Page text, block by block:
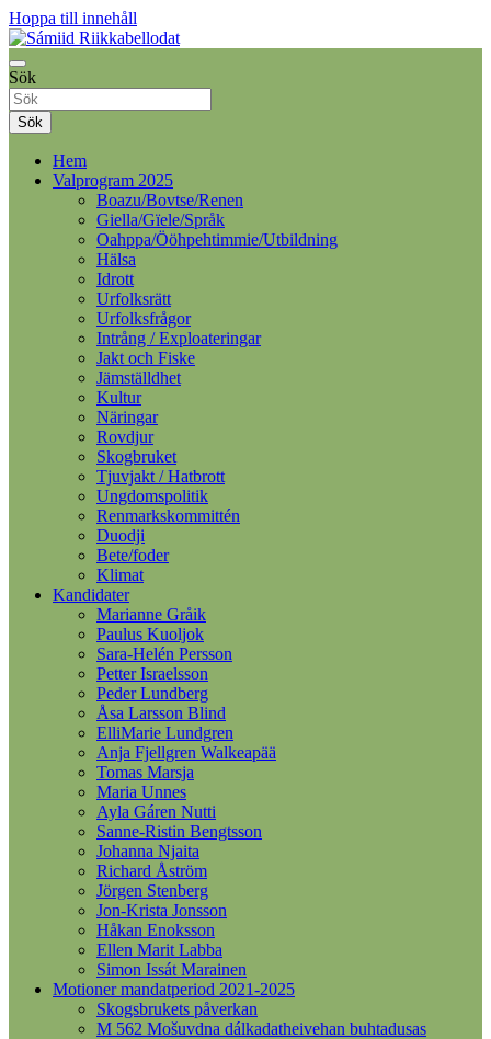
Hoppa till innehåll
Sámiid Riikkabellodat
Samelandspartiet
Sök
Sök
Hem
Valprogram 2025
Boazu/Bovtse/Renen
Giella/Gïele/Språk
Oahppa/Ööhpehtimmie/Utbildning
Hälsa
Idrott
Urfolksrätt
Urfolksfrågor
Intrång / Exploateringar
Jakt och Fiske
Jämställdhet
Kultur
Näringar
Rovdjur
Skogbruket
Tjuvjakt / Hatbrott
Ungdomspolitik
Renmarkskommittén
Duodji
Bete/foder
Klimat
Kandidater
Marianne Gråik
Paulus Kuoljok
Sara-Helén Persson
Petter Israelsson
Peder Lundberg
Åsa Larsson Blind
ElliMarie Lundgren
Anja Fjellgren Walkeapää
Tomas Marsja
Maria Unnes
Ayla Gáren Nutti
Sanne-Ristin Bengtsson
Johanna Njaita
Richard Åström
Jörgen Stenberg
Jon-Krista Jonsson
Håkan Enoksson
Ellen Marit Labba
Simon Issát Marainen
Motioner mandatperiod 2021-2025
Skogsbrukets påverkan
M 562 Mošuvdna dálkadatheivehan buhtadusas